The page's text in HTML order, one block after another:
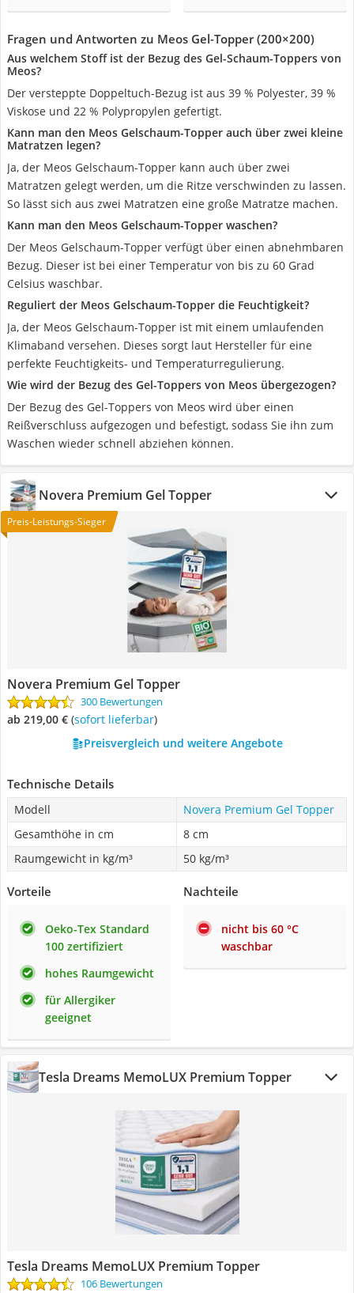
Fragen und Antworten zu Meos Gel-Topper (200×200)
Aus welchem Stoff ist der Bezug des Gel-Schaum-Toppers von
Meos?
Der versteppte Doppeltuch-Bezug ist aus 39 % Polyester, 39 %
Viskose und 22 % Polypropylen gefertigt.
Kann man den Meos Gelschaum-Topper auch über zwei kleine
Matratzen legen?
Ja, der Meos Gelschaum-Topper kann auch über zwei
Matratzen gelegt werden, um die Ritze verschwinden zu lassen.
So lässt sich aus zwei Matratzen eine große Matratze machen.
Kann man den Meos Gelschaum-Topper waschen?
Der Meos Gelschaum-Topper verfügt über einen abnehmbaren
Bezug. Dieser ist bei einer Temperatur von bis zu 60 Grad
Celsius waschbar.
Reguliert der Meos Gelschaum-Topper die Feuchtigkeit?
Ja, der Meos Gelschaum-Topper ist mit einem umlaufenden
Klimaband versehen. Dieses sorgt laut Hersteller für eine
perfekte Feuchtigkeits- und Temperaturregulierung.
Wie wird der Bezug des Gel-Toppers von Meos übergezogen?
Der Bezug des Gel-Toppers von Meos wird über einen
Reißverschluss aufgezogen und befestigt, sodass Sie ihn zum
Waschen wieder schnell abziehen können.
Novera Premium Gel Topper
Preis-Leistungs-Sieger
Novera Premium Gel Topper
300 Bewertungen
ab 219,00 € ( Sofort lieferbar)
Preisvergleich und weitere Angebote
Technische Details
Modell
Novera Premium Gel Topper
Gesamthöhe in cm
8 cm
Raumgewicht in kg/m³
50 kg/m³
Vorteile
Oeko-Tex Standard
100 zertifiziert
hohes Raumgewicht
für Allergiker
geeignet
Nachteile
nicht bis 60 °C
waschbar
Tesla Dreams MemoLUX Premium Topper
Tesla Dreams MemoLUX Premium Topper
106 Bewertungen